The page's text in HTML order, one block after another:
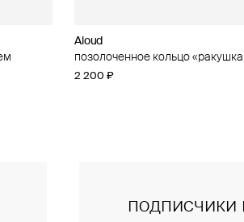
Aloud
позолоченное кольцо
2 200 ₽
Aloud
золотистое колье-цепь
5 600 ₽
подписчики